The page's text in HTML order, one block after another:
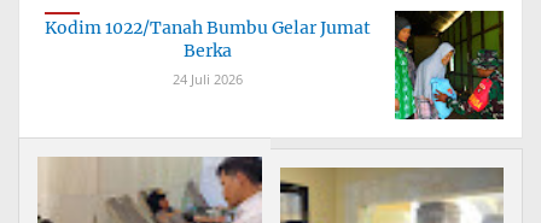
Kodim 1022/Tanah Bumbu Gelar Jumat
Berka
24 Juli 2026